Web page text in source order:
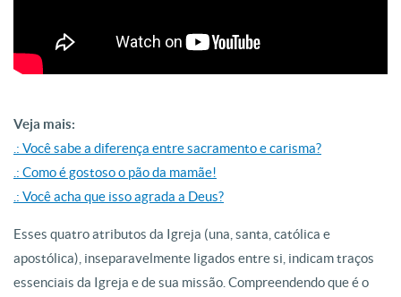
Veja mais:
.: Você sabe a diferença entre sacramento e carisma?
.: Como é gostoso o pão da mamãe!
.: Você acha que isso agrada a Deus?
Esses quatro atributos da Igreja (una, santa, católica e
apostólica), inseparavelmente ligados entre si, indicam traços
essenciais da Igreja e de sua missão. Compreendendo que é o